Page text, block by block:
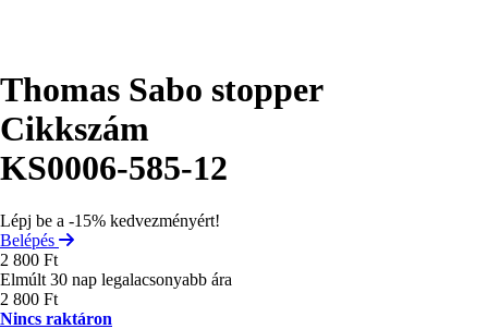
Thomas Sabo stopper
Cikkszám
KS0006-585-12
Lépj be a -15% kedvezményért!
Belépés
2 800 Ft
Elmúlt 30 nap legalacsonyabb ára
2 800 Ft
Nincs raktáron